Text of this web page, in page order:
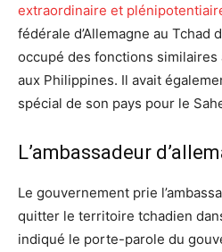
extraordinaire et
fédérale d’Allemagne au Tchad
occupé des fonctions similaires
aux Philippines. Il avait
spécial de son pays pour le
L’ambassadeur
Le gouvernement prie
quitter le territoire tchadien
indiqué le porte-parole du